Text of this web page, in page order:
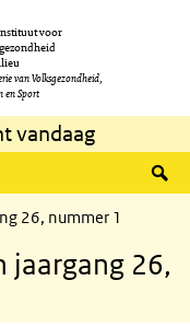
voor
van Volksgezondheid,
en Sport
vandaag
26, nummer 1
jaargang 26,